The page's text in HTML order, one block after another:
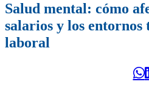
Salud mental: cómo
salarios y los entornos
laboral